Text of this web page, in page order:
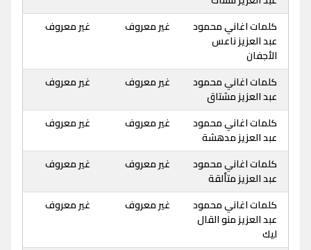
كلمات اغاني محمود
عبد العزيز ناعس
الأجفان
غير معروف غير معروف
كلمات اغاني محمود
عبد العزيز مشتاق
غير معروف غير معروف
كلمات اغاني محمود
عبد العزيز مدهشة
غير معروف غير معروف
كلمات اغاني محمود
عبد العزيز متألقة
غير معروف غير معروف
كلمات اغاني محمود
عبد العزيز منو القال
ليك
غير معروف غير معروف